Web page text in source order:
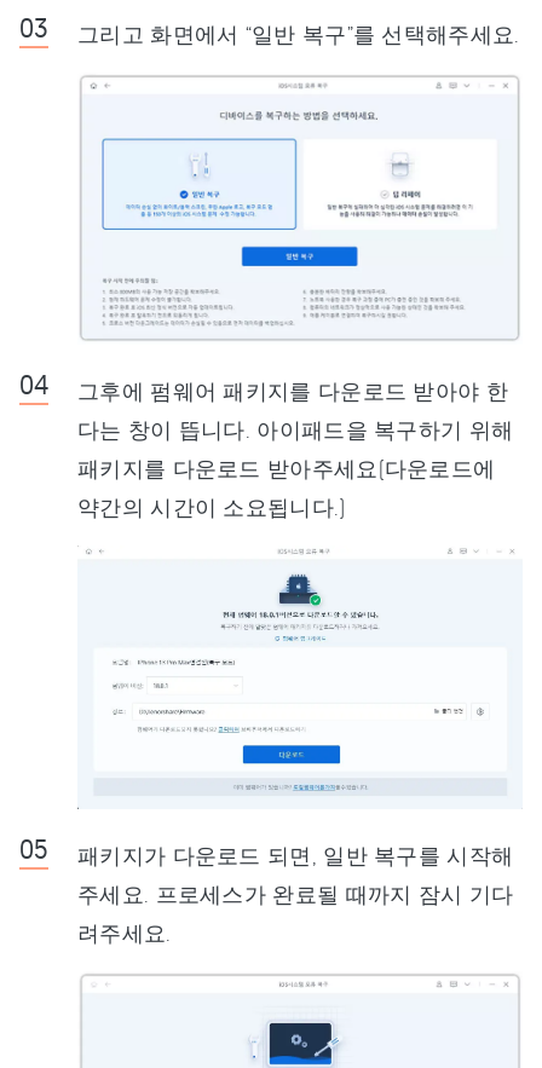
그리고 화면에서 “일반 복구”를 선택해주세요.
그후에 펌웨어 패키지를 다운로드 받아야 한
다는 창이 뜹니다. 아이패드을 복구하기 위해
패키지를 다운로드 받아주세요(다운로드에
약간의 시간이 소요됩니다.)
패키지가 다운로드 되면, 일반 복구를 시작해
주세요. 프로세스가 완료될 때까지 잠시 기다
려주세요.